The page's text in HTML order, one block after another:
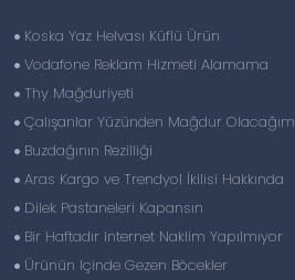
Koska Yaz Helvası Küflü Ürün
Vodafone Reklam Hizmeti Alamama
Thy Mağduriyeti
Çalışanlar Yüzünden Mağdur Olacağım
Buzdağının Rezilliği
Aras Kargo ve Trendyol İkilisi Hakkında
Dilek Pastaneleri Kapansın
Bir Haftadır Internet Naklim Yapılmıyor
Ürünün Içinde Gezen Böcekler